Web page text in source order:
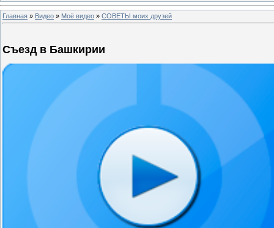
Главная » Видео » Моё видео » СОВЕТЫ моих друзей
Съезд в Башкирии